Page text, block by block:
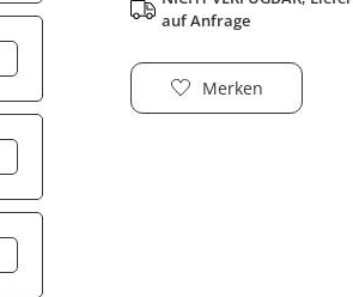
auf Anfrage
Merken